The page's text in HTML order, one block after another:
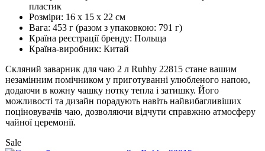
пластик
Розміри: 16 х 15 х 22 см
Вага: 453 г (разом з упаковкою: 791 г)
Країна реєстрації бренду: Польща
Країна-виробник: Китай
Скляний заварник для чаю 2 л Ruhhy 22815 стане вашим
незамінним помічником у приготуванні улюбленого напою,
додаючи в кожну чашку нотку тепла і затишку. Його
можливості та дизайн порадують навіть найвибагливіших
поціновувачів чаю, дозволяючи відчути справжню атмосферу
чайної церемонії.
Sale